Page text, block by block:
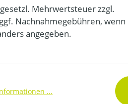
Mehrwertsteuer zzgl.
Nachnahmegebühren, wenn
angegeben.
...